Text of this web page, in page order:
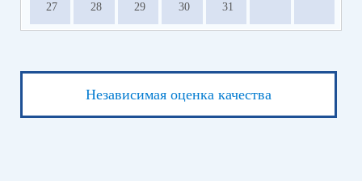
27 28 29 30 31
Независимая оценка качества